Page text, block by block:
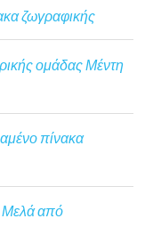
ζωγραφικής
ομάδας Μέντη
πίνακα
Μελά από